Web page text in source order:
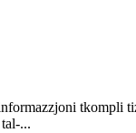
tkompli
...